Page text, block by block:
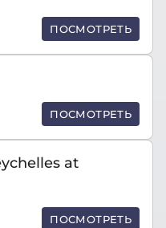
ПОСМОТРЕТЬ
ПОСМОТРЕТЬ
at
ПОСМОТРЕТЬ